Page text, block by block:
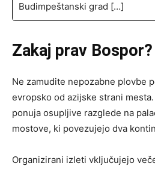
Budimpeštanski grad […]
Zakaj prav Bospor?
Ne zamudite nepozabne plovbe
evropsko od azijske strani
ponuja osupljive razglede na
mostove, ki povezujejo dva
Organizirani izleti vključujejo